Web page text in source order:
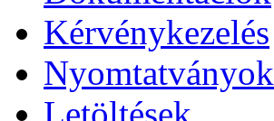
Kérvénykezelés
Nyomtatványok
Letöltések